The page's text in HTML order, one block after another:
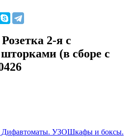
2-я с
(в сборе с
Дифавтоматы. УЗОШкафы и боксы.